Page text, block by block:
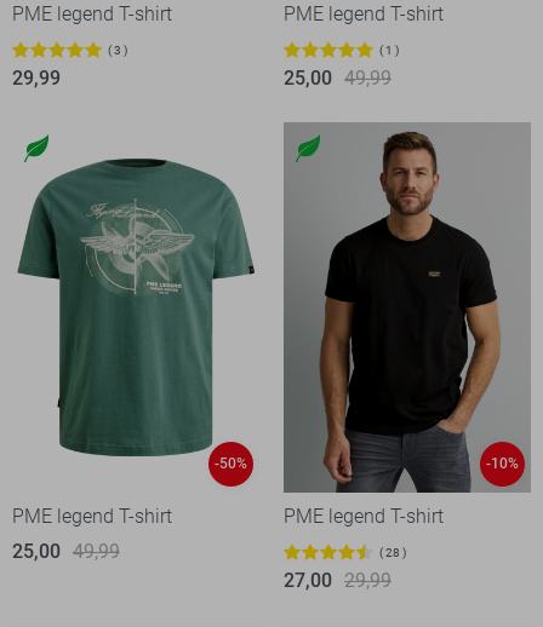
PME legend T-shirt
3
29,99
PME legend T-shirt
1
25,00 49,99
-50%
PME legend T-shirt
25,00 49,99
-10%
PME legend T-shirt
28
27,00 29,99